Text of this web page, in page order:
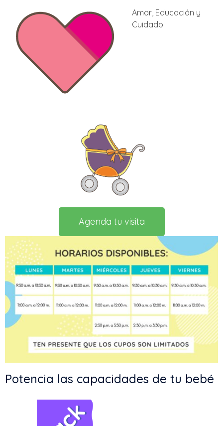
Amor, Educación y
Cuidado
Agenda tu visita
Potencia las capacidades de tu bebé